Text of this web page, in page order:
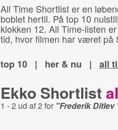
All Time Shortlist er en
boblet hertil. På top 10
klokken 12. All Time-listen
tid, hvor filmen har været på
top 10
| her & nu | all
Ekko Shortlist
1 - 2 ud af 2 for "Frederik